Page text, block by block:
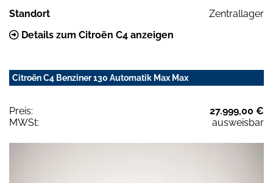
Standort
Zentrallager
Details zum Citroën C4 anzeigen
Citroën C4 Benziner 130 Automatik Max Max
Preis:
27.999,00 €
MWSt:
ausweisbar